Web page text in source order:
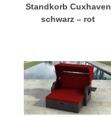
Standkorb Cuxhaven
schwarz – rot